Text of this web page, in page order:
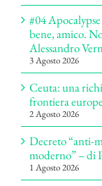
#04
bene, amico.
Alessandro
3 Agosto 2026
Ceuta: una
frontiera
2 Agosto 2026
Decreto “anti-
moderno” – di
1 Agosto 2026